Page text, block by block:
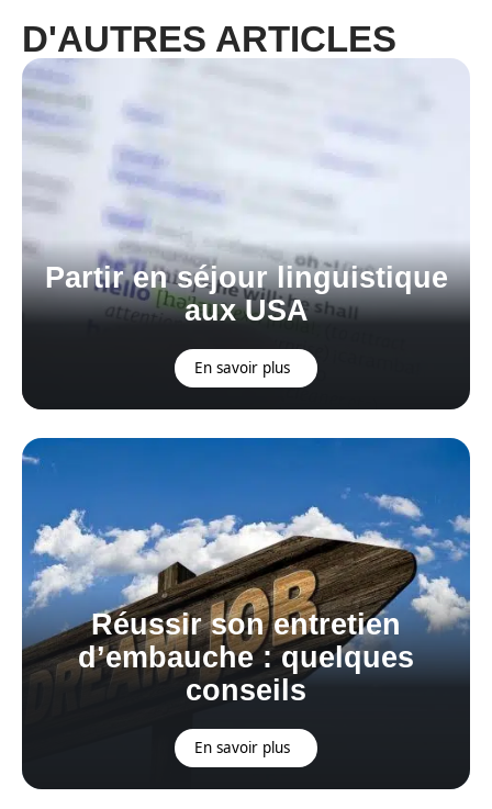
D'AUTRES ARTICLES
Partir en séjour linguistique
aux USA
En savoir plus
Réussir son entretien
d’embauche : quelques
conseils
En savoir plus